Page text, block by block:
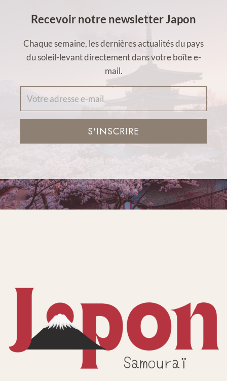
Recevoir notre newsletter Japon
Chaque semaine, les dernières actualités du pays
du soleil-levant directement dans votre boîte e-
mail.
S'INSCRIRE